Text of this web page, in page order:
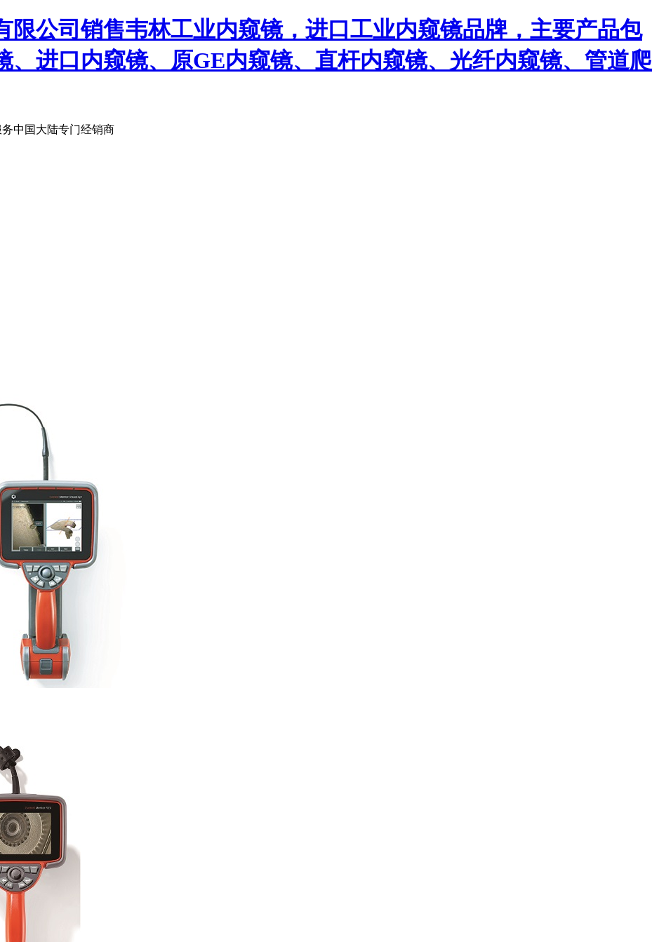
限公司销售韦林工业内窥镜，进口工业内窥镜品牌，主要产品包
、进口内窥镜、原GE内窥镜、直杆内窥镜、光纤内窥镜、管道爬
中国大陆专门经销商